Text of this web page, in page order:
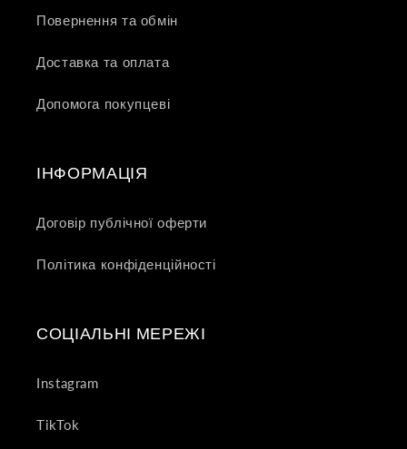
Повернення та обмін
Доставка та оплата
Допомога покупцеві
ІНФОРМАЦІЯ
Договір публічної оферти
Політика конфіденційності
СОЦІАЛЬНІ МЕРЕЖІ
Instagram
TikTok